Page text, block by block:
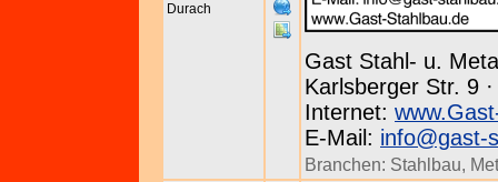
Durach
Gast Stahl- u.
Karlsberger Str. 9
Internet:
E-Mail: info@gast-
Branchen: Stahlbau,